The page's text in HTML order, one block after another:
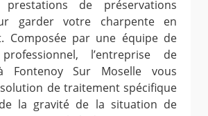
de préservations
garder votre charpente en
Composée par une équipe de
l’entreprise de
Fontenoy Sur Moselle vous
de traitement spécifique
la gravité de la situation de